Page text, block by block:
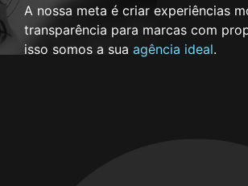
A nossa meta é criar experiências
transparência para marcas com
isso somos a sua agência ideal.